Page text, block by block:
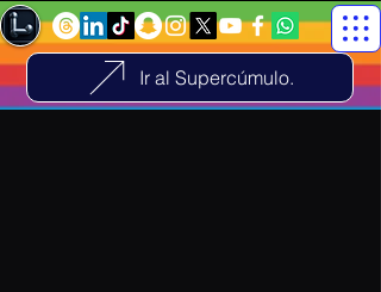
Ir al Supercúmulo.